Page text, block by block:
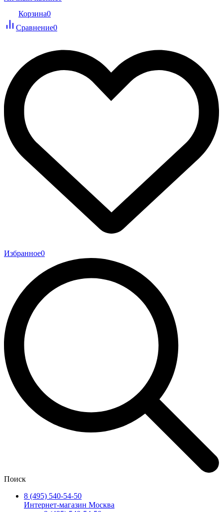
Корзина0
Сравнение0
Избранное0
Поиск
8 (495) 540-54-50
Интернет-магазин Москва